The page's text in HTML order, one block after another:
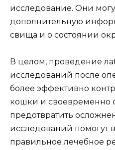
исследование. Они
дополнительную
свища и о состоянии
В целом, проведение
исследований после
более эффективно
кошки и своевременно
предотвратить
исследований помогут
правильное лечебное